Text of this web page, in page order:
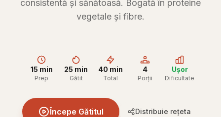
consistentă și sănătoasă. Bogată în proteine
vegetale și fibre.
15 min
Prep
25 min
Gătit
40 min
Total
4
Porții
Ușor
Dificultate
Începe Gătitul Distribuie rețeta